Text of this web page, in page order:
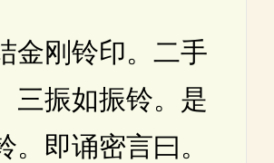
刚铃印。二手
三振如振铃。是
。即诵密言曰。